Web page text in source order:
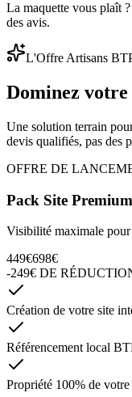
La maquette vous plaît
des avis.
L'Offre Artisans
Dominez
Une solution terrain
devis qualifiés, pas des
OFFRE DE
Pack Site
Visibilité maximale
449€698€
-249€ DE
Création de votre site
Référencement local
Propriété 100% de votre